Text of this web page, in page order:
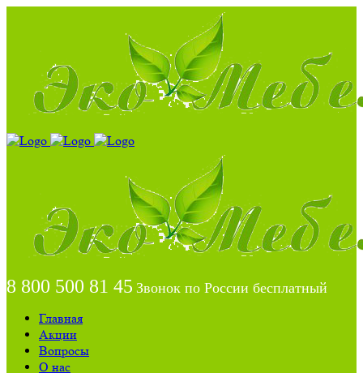
8 800 500 81 45 Звонок по России бесплатный
Главная
Акции
Вопросы
О нас